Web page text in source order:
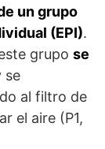
un grupo
(EPI).
grupo se
se
al filtro de
el aire (P1,